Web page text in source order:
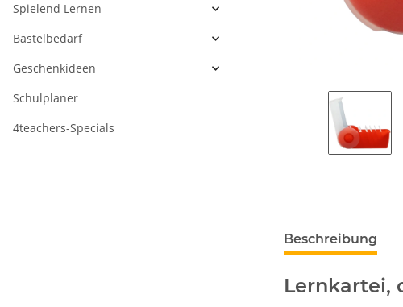
Beschreibung
Lernkartei,
Spielend Lernen
Bastelbedarf
Geschenkideen
Schulplaner
4teachers-Specials